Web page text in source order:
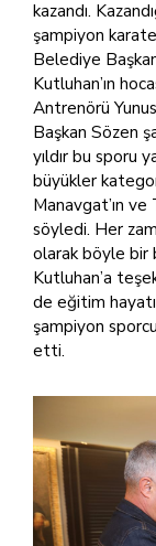
kazandı.
şampiyon
Belediye
Kutluhan’ın
Antrenörü
Başkan Sözen
yıldır bu sporu
büyükler
Manavgat’ın
söyledi. Her
olarak böyle bir
Kutluhan’a
de eğitim
şampiyon
etti.